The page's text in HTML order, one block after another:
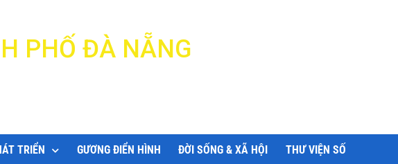
PHỐ ĐÀ NẴNG
TRIỂN GƯƠNG ĐIỂN HÌNH ĐỜI SỐNG & XÃ HỘI THƯ VIỆN SỐ